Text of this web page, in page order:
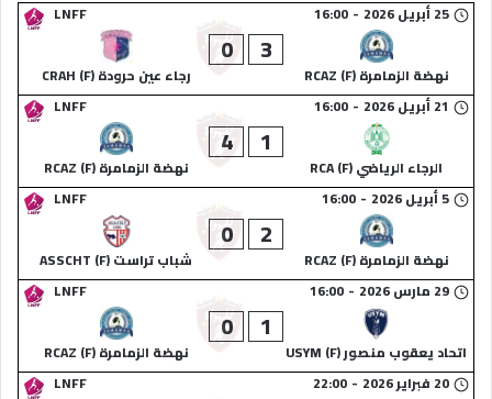
LNFF
25 أبريل 2026 -
16:00
نهضة الزمامرة (F) RCAZ
3
0
رجاء عين حرودة (F) CRAH
LNFF
21 أبريل 2026 -
16:00
الرجاء الرياضي (F) RCA
1
4
نهضة الزمامرة (F) RCAZ
LNFF
5 أبريل 2026 -
16:00
نهضة الزمامرة (F) RCAZ
2
0
شباب تراست (F) ASSCHT
LNFF
29 مارس 2026 -
16:00
اتحاد يعقوب منصور (F) USYM
1
0
نهضة الزمامرة (F) RCAZ
LNFF
20 فبراير 2026 -
22:00